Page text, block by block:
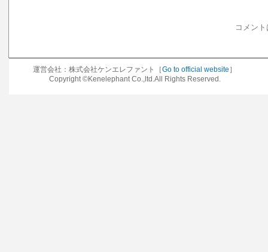
コメン
運営会社：株式会社ケンエレファント［Go to official website ］
Copyright ©Kenelephant Co.,ltd.All Rights Reserved.